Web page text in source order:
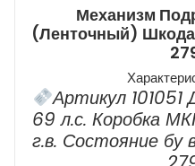
Механизм
(ленточный)
Артикул 101051
69 л.с. Коробка
г.в. Состояние